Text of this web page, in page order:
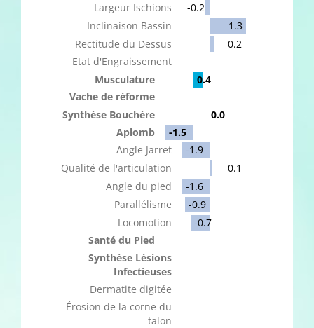
Largeur Ischions
-0.2
Inclinaison Bassin
1.3
Rectitude du Dessus
0.2
Etat d'Engraissement
Musculature
0.4
Vache de réforme
Synthèse Bouchère
0.0
Aplomb
-1.5
Angle Jarret
-1.9
Qualité de l'articulation
0.1
Angle du pied
-1.6
Parallélisme
-0.9
Locomotion
-0.7
Santé du Pied
Synthèse Lésions
Infectieuses
Dermatite digitée
Érosion de la corne du
talon